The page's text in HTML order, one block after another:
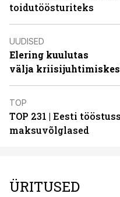
toidutöösturiteks
UUDISED
Elering kuulutas
välja
TOP
TOP 231 | Eesti
maksuvõlglased
ÜRITUSED